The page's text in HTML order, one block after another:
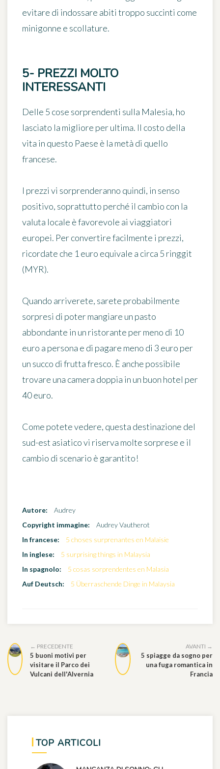
evitare di indossare abiti troppo succinti come
minigonne e scollature.
5- PREZZI MOLTO
INTERESSANTI
Delle 5 cose sorprendenti sulla Malesia, ho
lasciato la migliore per ultima. Il costo della
vita in questo Paese è la metà di quello
francese.
I prezzi vi sorprenderanno quindi, in senso
positivo, soprattutto perché il cambio con la
valuta locale è favorevole ai viaggiatori
europei. Per convertire facilmente i prezzi,
ricordate che 1 euro equivale a circa 5 ringgit
(MYR).
Quando arriverete, sarete probabilmente
sorpresi di poter mangiare un pasto
abbondante in un ristorante per meno di 10
euro a persona e di pagare meno di 3 euro per
un succo di frutta fresco. È anche possibile
trovare una camera doppia in un buon hotel per
40 euro.
Come potete vedere, questa destinazione del
sud-est asiatico vi riserva molte sorprese e il
cambio di scenario è garantito!
Autore:
Audrey
Copyright immagine:
Audrey Vautherot
In francese:
5 choses surprenantes en Malaisie
In inglese:
5 surprising things in Malaysia
In spagnolo:
5 cosas sorprendentes en Malasia
Auf Deutsch:
5 Überraschende Dinge in Malaysia
← PRECEDENTE
5 buoni motivi per
visitare il Parco dei
Vulcani dell'Alvernia
AVANTI →
5 spiagge da sogno per
una fuga romantica in
Francia
TOP ARTICOLI